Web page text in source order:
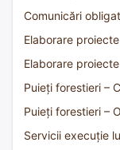
Comunicări
Elaborare
Elaborare
Puieți forestieri –
Puieți forestieri –
Servicii execuție